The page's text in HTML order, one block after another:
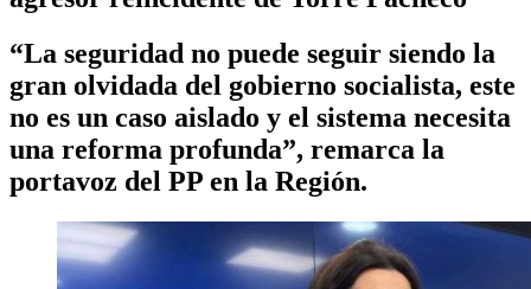
“La seguridad no puede seguir siendo la
gran olvidada del gobierno socialista, este
no es un caso aislado y el sistema necesita
una reforma profunda”, remarca la
portavoz del PP en la Región.